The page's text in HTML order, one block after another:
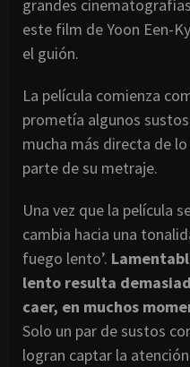
grandes
este film de Yoon Een-
el guión.
La película comienza
prometía algunos
mucha más directa de
parte de su metraje.
Una vez que la película
cambia hacia una
fuego lento’.
lento resulta
caer, en muchos
Solo un par de sustos
logran captar la